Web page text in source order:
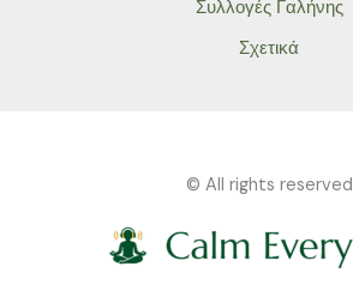
Συλλογές Γαλήνης
Σχετικά
© All rights reserved